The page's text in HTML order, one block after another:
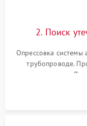
2. Поиск
Опрессовка
трубопроводе.
течеискателем.
продувка